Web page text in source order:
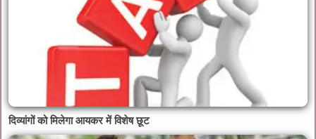
दिव्यांगों को मिलेगा आयकर में विशेष छूट